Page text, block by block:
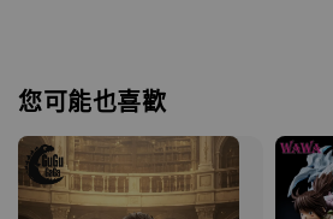
您可能也喜歡